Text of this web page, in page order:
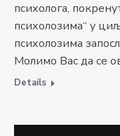
психолога,
психолозима“ у
психолозима
Молимо Вас да се
Details